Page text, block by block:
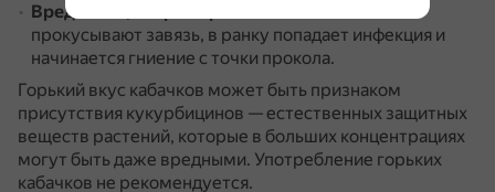
Вредители, например слизни
прокусывают завязь, в ранку попадает инфекция и
начинается гниение с точки прокола.
Горький вкус кабачков может быть признаком
присутствия кукурбицинов — естественных защитных
веществ растений, которые в больших концентрациях
могут быть даже вредными. Употребление горьких
кабачков не рекомендуется.